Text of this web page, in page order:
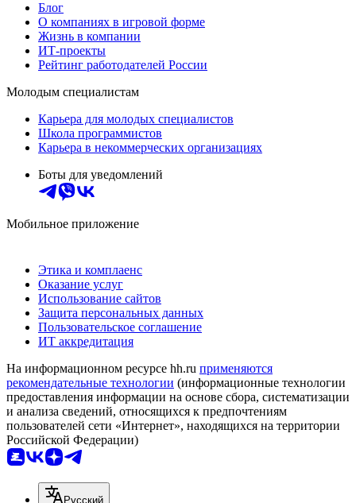
Блог
О компаниях в игровой форме
Жизнь в компании
ИТ-проекты
Рейтинг работодателей России
Молодым специалистам
Карьера для молодых специалистов
Школа программистов
Карьера в некоммерческих организациях
Боты для уведомлений
Мобильное приложение
Этика и комплаенс
Оказание услуг
Использование сайтов
Защита персональных данных
Пользовательское соглашение
ИТ аккредитация
На информационном ресурсе hh.ru применяются
рекомендательные технологии (информационные технологии
предоставления информации на основе сбора, систематизации
и анализа сведений, относящихся к предпочтениям
пользователей сети «Интернет», находящихся на территории
Российской Федерации)
Русский